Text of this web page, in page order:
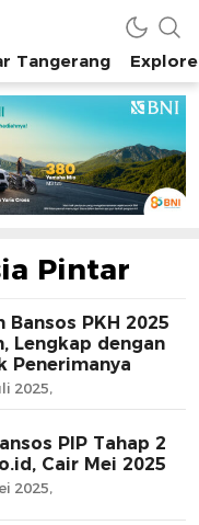
Raya
Tangerang
Pintar
Bansos PKH 2025
Lengkap dengan
Penerimanya
2025,
PIP Tahap 2
Cair Mei 2025
2025,